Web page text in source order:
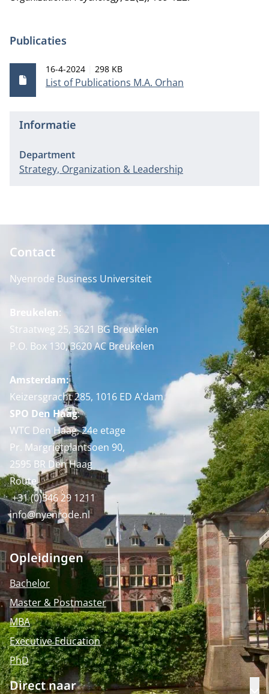
Publicaties
List of Publications M.A. Orhan
Publicatiedatum
16-4-2024 Bestandsgrootte
298 KB
Informatie
Department
Strategy, Organization & Leadership
Contact
Nyenrode Business Universiteit
Breukelen:
Straatweg 25, 3621 BG Breukelen
P.O. Box 130, 3620 AC Breukelen
Amsterdam:
Keizersgracht 285, 1016 ED A'dam
SPO Den Haag:
WTC Den Haag, 24e etage
Pr. Margrietplantsoen 90,
2595 BR Den Haag
Route
+31 (0)346 29 1211
info@nyenrode.nl
Opleidingen
Bachelor
Master & Postmaster
MBA
Executive Education
PhD
Direct naar